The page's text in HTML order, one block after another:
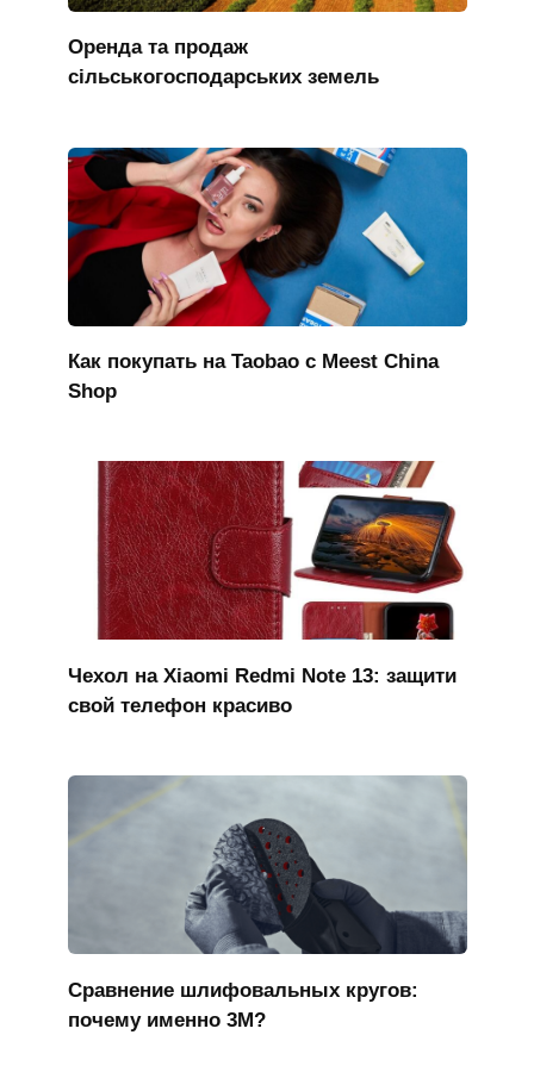
Оренда та продаж
сільськогосподарських земель
Как покупать на Taobao с Meest China
Shop
Чехол на Xiaomi Redmi Note 13: защити
свой телефон красиво
Сравнение шлифовальных кругов:
почему именно 3M?